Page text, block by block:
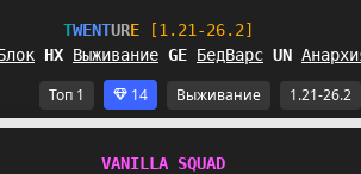
TWENTURE
[1.21-26.2]
ZO Выживание KR БедВарс JW
Топ 1 14 Выживание 1.21-26.2
VANIL L A SQUAD